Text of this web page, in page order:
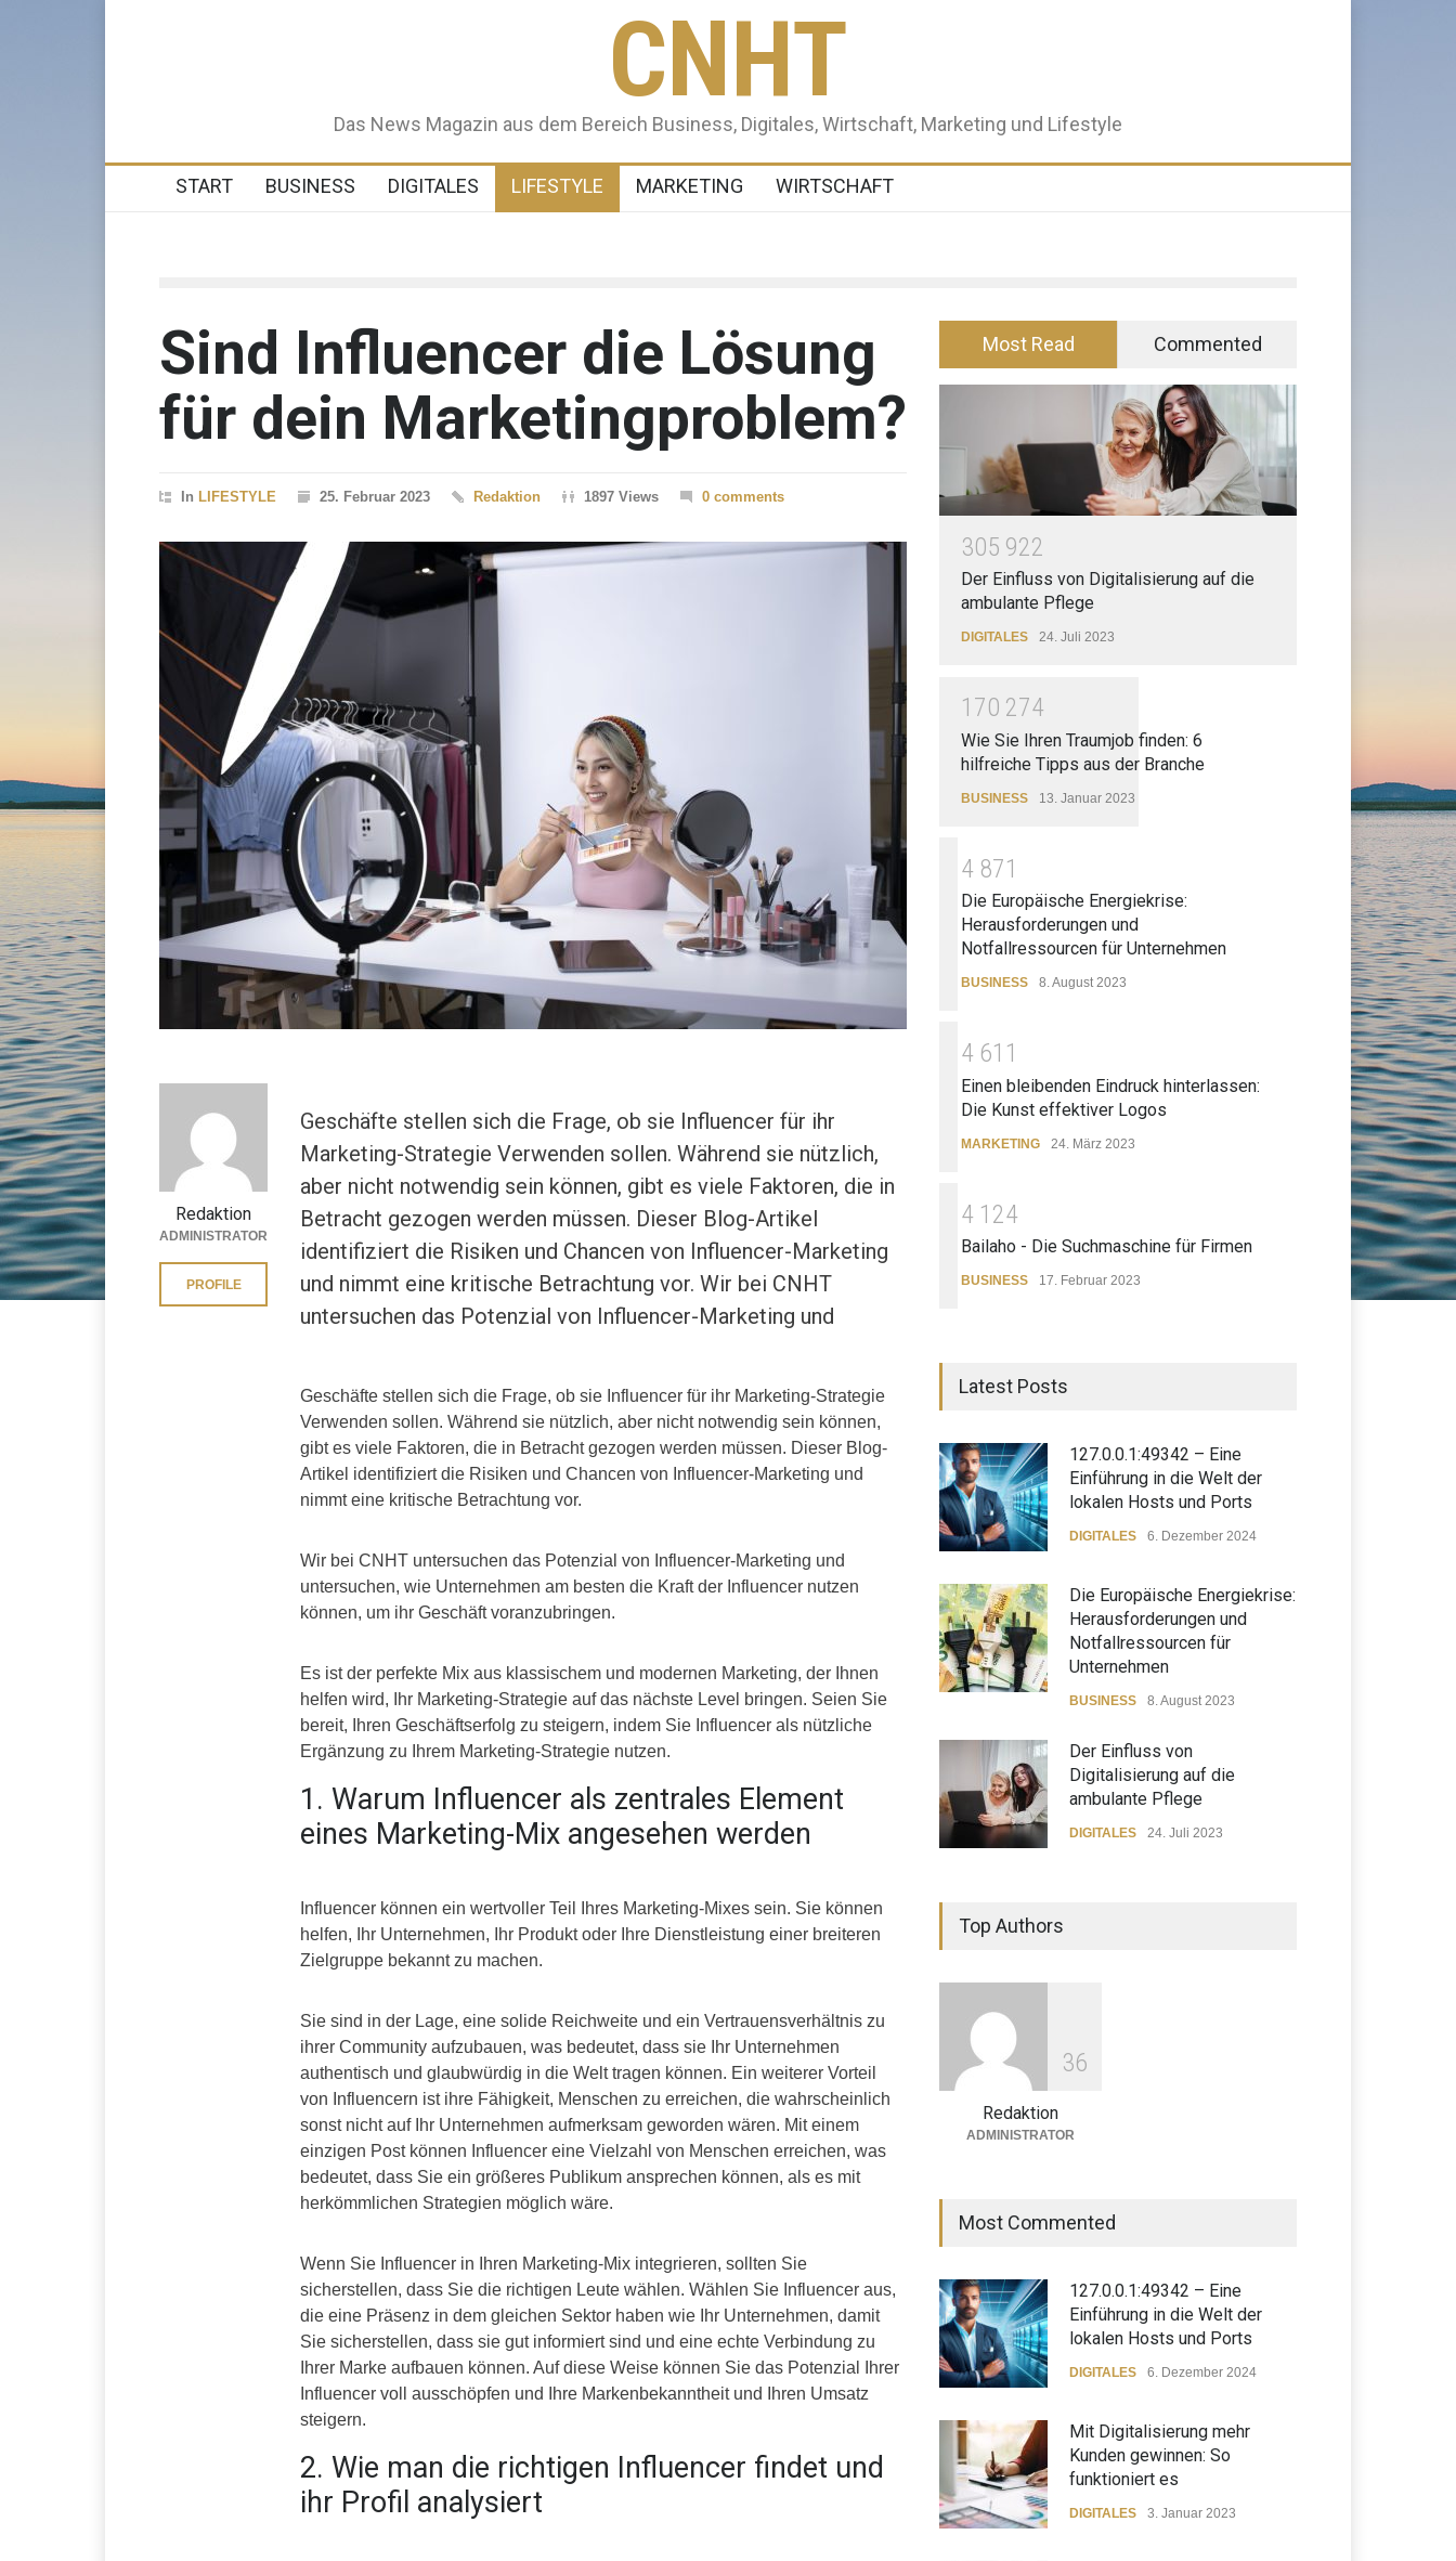
CNHT
Das News Magazin aus dem Bereich Business, Digitales, Wirtschaft, Marketing und Lifestyle
START BUSINESS DIGITALES LIFESTYLE MARKETING WIRTSCHAFT
Sind Influencer die Lösung
für dein Marketingproblem?
In LIFESTYLE 25. Februar 2023 Redaktion 1897 Views 0 comments
Geschäfte stellen sich die Frage, ob sie Influencer für ihr
Marketing-Strategie Verwenden sollen. Während sie nützlich,
aber nicht notwendig sein können, gibt es viele Faktoren, die in
Betracht gezogen werden müssen. Dieser Blog-Artikel
identifiziert die Risiken und Chancen von Influencer-Marketing
und nimmt eine kritische Betrachtung vor. Wir bei CNHT
untersuchen das Potenzial von Influencer-Marketing und
Geschäfte stellen sich die Frage, ob sie Influencer für ihr Marketing-Strategie
Verwenden sollen. Während sie nützlich, aber nicht notwendig sein können,
gibt es viele Faktoren, die in Betracht gezogen werden müssen. Dieser Blog-
Artikel identifiziert die Risiken und Chancen von Influencer-Marketing und
nimmt eine kritische Betrachtung vor.
Wir bei CNHT untersuchen das Potenzial von Influencer-Marketing und
untersuchen, wie Unternehmen am besten die Kraft der Influencer nutzen
können, um ihr Geschäft voranzubringen.
Es ist der perfekte Mix aus klassischem und modernen Marketing, der Ihnen
helfen wird, Ihr Marketing-Strategie auf das nächste Level bringen. Seien Sie
bereit, Ihren Geschäftserfolg zu steigern, indem Sie Influencer als nützliche
Ergänzung zu Ihrem Marketing-Strategie nutzen.
1. Warum Influencer als zentrales Element
eines Marketing-Mix angesehen werden
Influencer können ein wertvoller Teil Ihres Marketing-Mixes sein. Sie können
helfen, Ihr Unternehmen, Ihr Produkt oder Ihre Dienstleistung einer breiteren
Zielgruppe bekannt zu machen.
Sie sind in der Lage, eine solide Reichweite und ein Vertrauensverhältnis zu
ihrer Community aufzubauen, was bedeutet, dass sie Ihr Unternehmen
authentisch und glaubwürdig in die Welt tragen können. Ein weiterer Vorteil
von Influencern ist ihre Fähigkeit, Menschen zu erreichen, die wahrscheinlich
sonst nicht auf Ihr Unternehmen aufmerksam geworden wären. Mit einem
einzigen Post können Influencer eine Vielzahl von Menschen erreichen, was
bedeutet, dass Sie ein größeres Publikum ansprechen können, als es mit
herkömmlichen Strategien möglich wäre.
Wenn Sie Influencer in Ihren Marketing-Mix integrieren, sollten Sie
sicherstellen, dass Sie die richtigen Leute wählen. Wählen Sie Influencer aus,
die eine Präsenz in dem gleichen Sektor haben wie Ihr Unternehmen, damit
Sie sicherstellen, dass sie gut informiert sind und eine echte Verbindung zu
Ihrer Marke aufbauen können. Auf diese Weise können Sie das Potenzial Ihrer
Influencer voll ausschöpfen und Ihre Markenbekanntheit und Ihren Umsatz
steigern.
2. Wie man die richtigen Influencer findet und
ihr Profil analysiert
Redaktion
ADMINISTRATOR
PROFILE
Most Read Commented
305 922
Der Einfluss von Digitalisierung auf die
ambulante Pflege
DIGITALES 24. Juli 2023
1 70 274
Wie Sie Ihren Traumjob finden: 6
hilfreiche Tipps aus der Branche
BUSINESS 13. Januar 2023
4 871
Die Europäische Energiekrise:
Herausforderungen und
Notfallressourcen für Unternehmen
BUSINESS 8. August 2023
4 61 1
Einen bleibenden Eindruck hinterlassen:
Die Kunst effektiver Logos
MARKETING 24. März 2023
4 1 24
Bailaho - Die Suchmaschine für Firmen
BUSINESS 17. Februar 2023
Latest Posts
127.0.0.1:49342 – Eine
Einführung in die Welt der
lokalen Hosts und Ports
DIGITALES 6. Dezember 2024
Die Europäische Energiekrise:
Herausforderungen und
Notfallressourcen für
Unternehmen
BUSINESS 8. August 2023
Der Einfluss von
Digitalisierung auf die
ambulante Pflege
DIGITALES 24. Juli 2023
unvergessliche
Top Authors
36
Redaktion
ADMINISTRATOR
Most Commented
127.0.0.1:49342 – Eine
Einführung in die Welt der
lokalen Hosts und Ports
DIGITALES 6. Dezember 2024
Mit Digitalisierung mehr
Kunden gewinnen: So
funktioniert es
DIGITALES 3. Januar 2023